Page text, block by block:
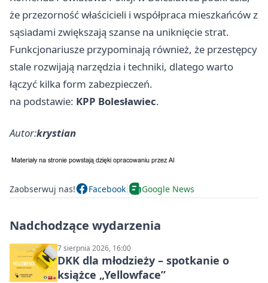
że przezorność właścicieli i współpraca mieszkańców z
sąsiadami zwiększają szanse na uniknięcie strat.
Funkcjonariusze przypominają również, że przestępcy
stale rozwijają narzędzia i techniki, dlatego warto
łączyć kilka form zabezpieczeń.
na podstawie: KPP Bolesławiec.
Autor:krystian
Zaobserwuj nas! Facebook Google News
Nadchodzące wydarzenia
7 sierpnia 2026, 16:00
DKK dla młodzieży – spotkanie o
książce „Yellowface”